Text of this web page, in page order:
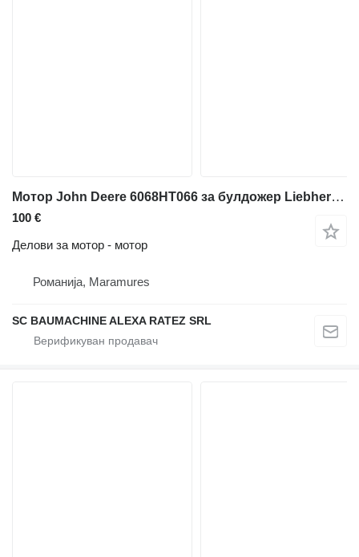
Мотор John Deere 6068HT066 за булдожер Liebherr PR714
100 €
Делови за мотор - мотор
Романија, Maramures
SC BAUMACHINE ALEXA RATEZ SRL